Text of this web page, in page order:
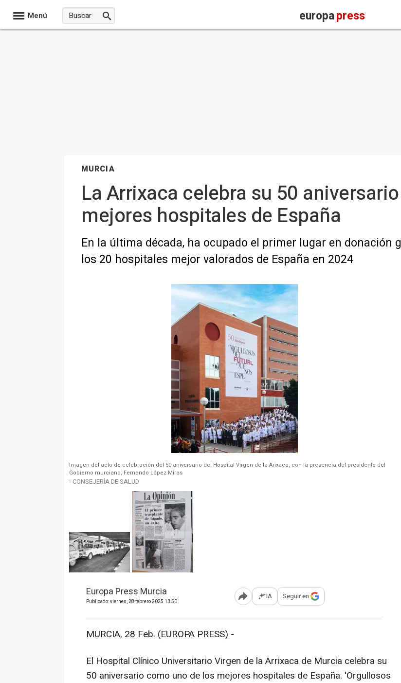
Menú europapress
MURCIA
La Arrixaca celebra su 50
mejores hospitales de España
En la última década, ha ocupado el primer lugar en donación
los 20 hospitales mejor valorados de España en 2024
Imagen del acto de celebración del 50 aniversario del Hospital Virgen de la Arixaca, con la presencia del presidente del
Gobierno murciano, Fernando López Miras
- CONSEJERÍA DE SALUD
Europa Press Murcia
Publicado: viernes, 28 febrero 2025 13:50 Abrir opciones para compartir
IA Seguir en
MURCIA, 28 Feb. (EUROPA PRESS) -
El Hospital Clínico Universitario Virgen de la Arrixaca de Murcia celebra su
50 aniversario como uno de los mejores hospitales de España. 'Orgullosos